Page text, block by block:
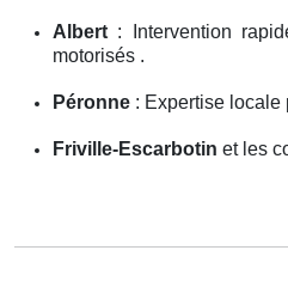
Albert : Intervention
motorisés .
Péronne : Expertise locale
Friville-Escarbotin et les